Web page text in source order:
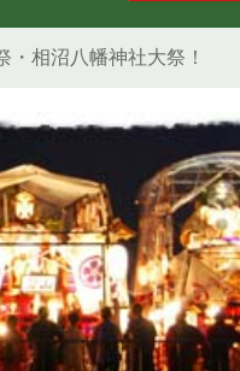
相沼八幡神社大祭！